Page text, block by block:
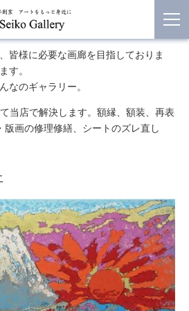
皆様に必要な画廊を目指しておりま
す。
なのギャラリー。
当店で解決します。額縁、額装、再表
版画の修理修繕、シートのズレ直し